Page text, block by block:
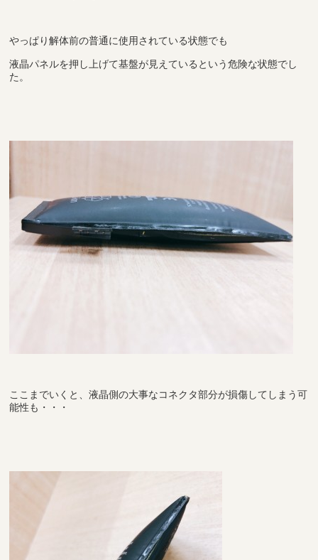
やっぱり解体前の普通に使用されている状態でも
液晶パネルを押し上げて基盤が見えているという危険な状態でし
た。
ここまでいくと、液晶側の大事なコネクタ部分が損傷してしまう可
能性も・・・